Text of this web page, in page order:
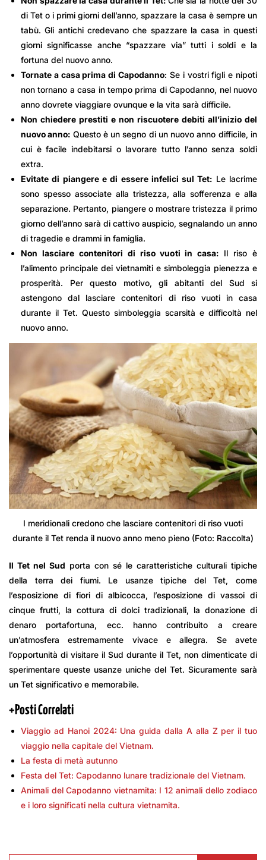
di Tet o i primi giorni dell’anno, spazzare la casa è sempre un
tabù. Gli antichi credevano che spazzare la casa in questi
giorni significasse anche “spazzare via” tutti i soldi e la
fortuna del nuovo anno.
Tornate a casa prima di Capodanno: Se i vostri figli e nipoti
non tornano a casa in tempo prima di Capodanno, nel nuovo
anno dovrete viaggiare ovunque e la vita sarà difficile.
Non chiedere prestiti e non riscuotere debiti all’inizio del
nuovo anno: Questo è un segno di un nuovo anno difficile, in
cui è facile indebitarsi o lavorare tutto l’anno senza soldi
extra.
Evitate di piangere e di essere infelici sul Tet: Le lacrime
sono spesso associate alla tristezza, alla sofferenza e alla
separazione. Pertanto, piangere o mostrare tristezza il primo
giorno dell’anno sarà di cattivo auspicio, segnalando un anno
di tragedie e drammi in famiglia.
Non lasciare contenitori di riso vuoti in casa: Il riso è
l’alimento principale dei vietnamiti e simboleggia pienezza e
prosperità. Per questo motivo, gli abitanti del Sud si
astengono dal lasciare contenitori di riso vuoti in casa
durante il Tet. Questo simboleggia scarsità e difficoltà nel
nuovo anno.
I meridionali credono che lasciare contenitori di riso vuoti
durante il Tet renda il nuovo anno meno pieno (Foto: Raccolta)
Il Tet nel Sud porta con sé le caratteristiche culturali tipiche
della terra dei fiumi. Le usanze tipiche del Tet, come
l’esposizione di fiori di albicocca, l’esposizione di vassoi di
cinque frutti, la cottura di dolci tradizionali, la donazione di
denaro portafortuna, ecc. hanno contribuito a creare
un’atmosfera estremamente vivace e allegra. Se avete
l’opportunità di visitare il Sud durante il Tet, non dimenticate di
sperimentare queste usanze uniche del Tet. Sicuramente sarà
un Tet significativo e memorabile.
+Posti Correlati
Viaggio ad Hanoi 2024: Una guida dalla A alla Z per il tuo
viaggio nella capitale del Vietnam.
La festa di metà autunno
Festa del Tet: Capodanno lunare tradizionale del Vietnam.
Animali del Capodanno vietnamita: I 12 animali dello zodiaco
e i loro significati nella cultura vietnamita.